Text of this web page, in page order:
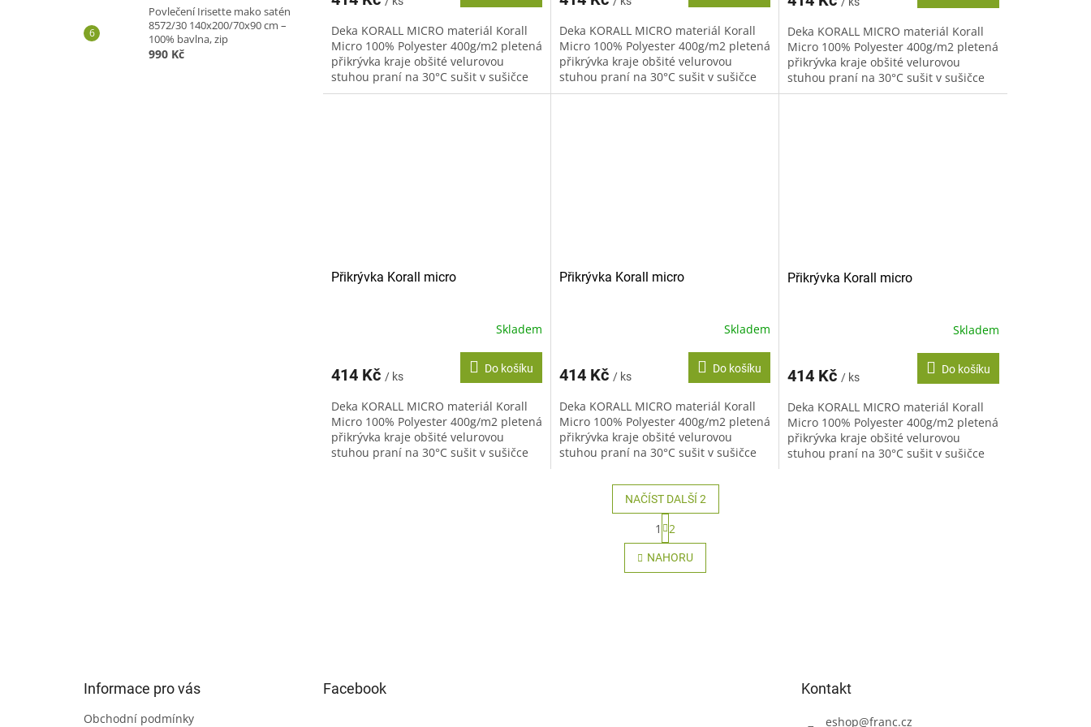
Povlečení Irisette mako satén
8572/30 140x200/70x90 cm –
100% bavlna, zip
990 Kč
Deka KORALL MICRO materiál Korall
Micro 100% Polyester 400g/m2 pletená
přikrývka kraje obšité velurovou
stuhou praní na 30°C sušit v sušičce
nedoporučujeme žehlit...
Deka KORALL MICRO materiál Korall
Micro 100% Polyester 400g/m2 pletená
přikrývka kraje obšité velurovou
stuhou praní na 30°C sušit v sušičce
nedoporučujeme žehlit...
Deka KORALL MICRO materiál Korall
Micro 100% Polyester 400g/m2 pletená
přikrývka kraje obšité velurovou
stuhou praní na 30°C sušit v sušičce
nedoporučujeme žehlit...
Přikrývka Korall micro
Skladem
414 Kč / ks
Do košíku
Deka KORALL MICRO materiál Korall
Micro 100% Polyester 400g/m2 pletená
přikrývka kraje obšité velurovou
stuhou praní na 30°C sušit v sušičce
Přikrývka Korall micro
Skladem
414 Kč / ks
Do košíku
Deka KORALL MICRO materiál Korall
Micro 100% Polyester 400g/m2 pletená
přikrývka kraje obšité velurovou
stuhou praní na 30°C sušit v sušičce
Přikrývka Korall micro
Skladem
414 Kč / ks
Do košíku
Deka KORALL MICRO materiál Korall
Micro 100% Polyester 400g/m2 pletená
přikrývka kraje obšité velurovou
stuhou praní na 30°C sušit v sušičce
O
v
l
NAČÍST DALŠÍ 2
t
r
á
n
1 2
NAHORU
Informace pro vás
Obchodní podmínky
Facebook Kontakt
eshop@franc.cz